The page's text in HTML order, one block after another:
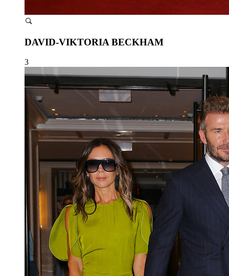
DAVID-VIKTORIA BECKHAM
3